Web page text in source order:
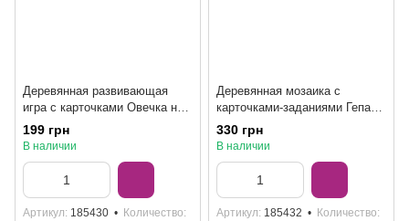
Деревянная развивающая
игра с карточками Овечка на
поляне ПСФ096
199 грн
В наличии
Артикул 185430
Количество
Деревянная мозаика с
карточками-заданиями Гепард
ПСД289, 65 дет
330 грн
В наличии
Артикул 185432
Количество